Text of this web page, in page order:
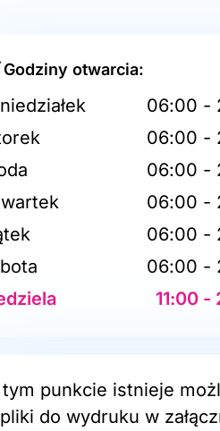
Godziny otwarcia:
06:00 -
06:00 -
06:00 -
06:00 -
06:00 -
06:00 -
11:00 -
punkcie istnieje
pliki do wydruku w